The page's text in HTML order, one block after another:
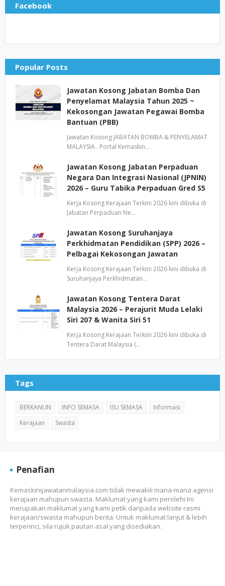
Facebook
Popular Posts
Jawatan Kosong Jabatan Bomba Dan
Penyelamat Malaysia Tahun 2025 ~
Kekosongan Jawatan Pegawai Bomba
Bantuan (PBB)
Jawatan Kosong JABATAN BOMBA & PENYELAMAT
MALAYSIA . Portal Kemaskin…
Jawatan Kosong Jabatan Perpaduan
Negara Dan Integrasi Nasional (JPNIN)
2026 – Guru Tabika Perpaduan Gred S5
Kerja Kosong Kerajaan Terkini 2026 kini dibuka di
Jabatan Perpaduan Ne…
Jawatan Kosong Suruhanjaya
Perkhidmatan Pendidikan (SPP) 2026 –
Pelbagai Kekosongan Jawatan
Kerja Kosong Kerajaan Terkini 2026 kini dibuka di
Suruhanjaya Perkhidmatan…
Jawatan Kosong Tentera Darat
Malaysia 2026 – Perajurit Muda Lelaki
Siri 207 & Wanita Siri 51
Kerja Kosong Kerajaan Terkini 2026 kini dibuka di
Tentera Darat Malaysia (…
Tags
BERKANUN INFO SEMASA ISU SEMASA
Informasi
Kerajaan
Swasta
Penafian
Kemaskinijawatanmalaysia.com tidak mewakili mana-mana agensi
kerajaan mahupun swasta. Maklumat yang kami perolehi Ini
merupakan maklumat yang kami petik daripada website rasmi
kerajaan/swasta mahupun berita. Untuk maklumat lanjut & lebih
terperinci, sila rujuk pautan asal yang disediakan.